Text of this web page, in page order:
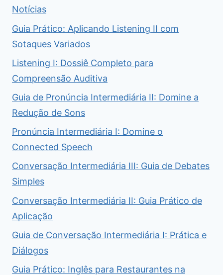
Notícias
Guia Prático: Aplicando Listening II com
Sotaques Variados
Listening I: Dossiê Completo para
Compreensão Auditiva
Guia de Pronúncia Intermediária II: Domine a
Redução de Sons
Pronúncia Intermediária I: Domine o
Connected Speech
Conversação Intermediária III: Guia de Debates
Simples
Conversação Intermediária II: Guia Prático de
Aplicação
Guia de Conversação Intermediária I: Prática e
Diálogos
Guia Prático: Inglês para Restaurantes na